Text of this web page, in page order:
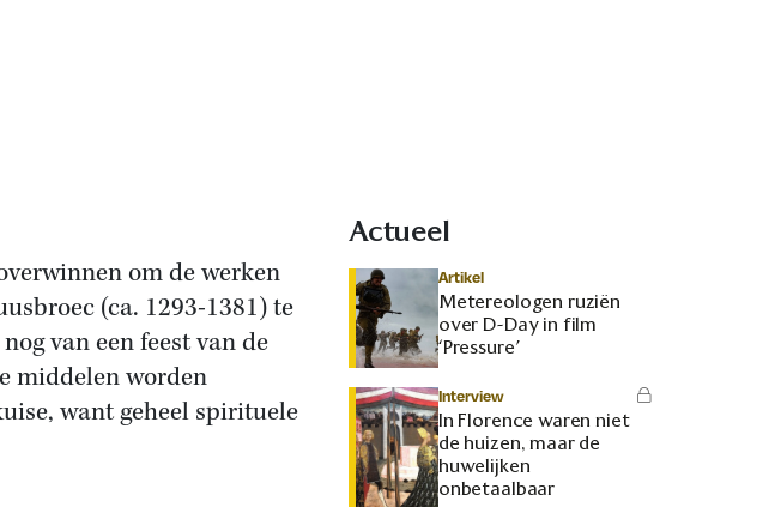
om de werken
(ca. 1293-1381) te
van een feest van de
middelen worden
want geheel spirituele
Actueel
Artikel
Metereologen ruziën
over D-Day in film
‘Pressure’
Interview
In Florence waren niet
de huizen, maar de
huwelijken
onbetaalbaar